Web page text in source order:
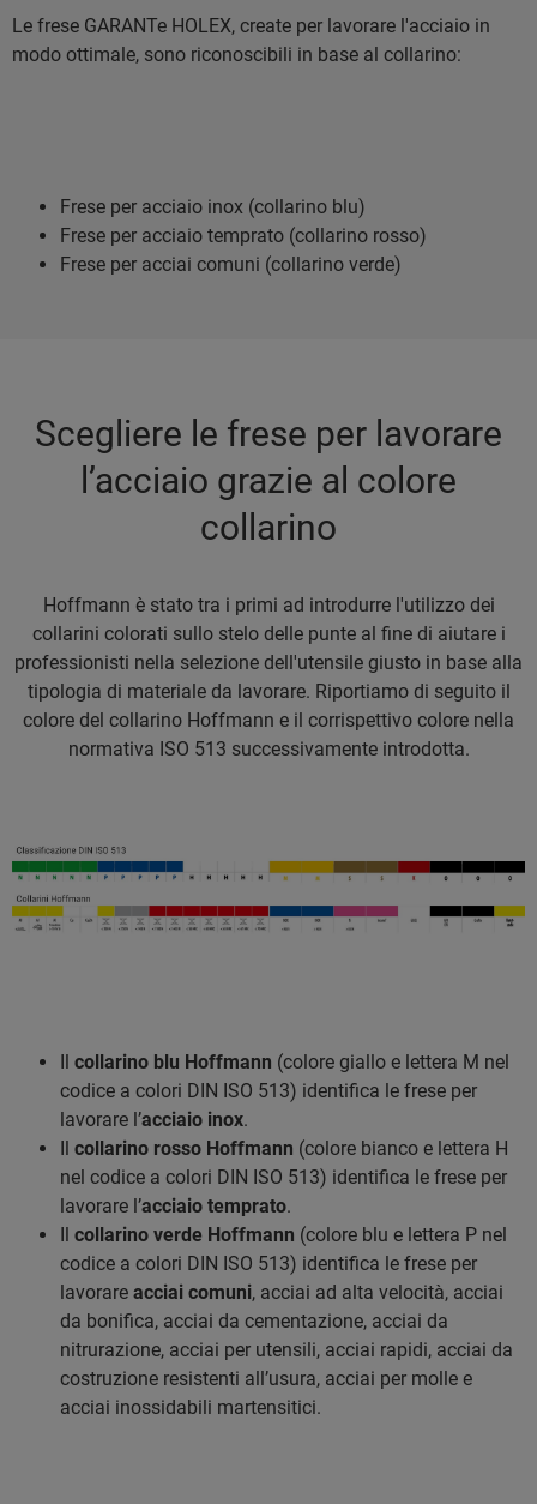
Le frese GARANTe HOLEX, create per lavorare l'acciaio in
modo ottimale, sono riconoscibili in base al collarino:
Frese per acciaio inox (collarino blu)
Frese per acciaio temprato (collarino rosso)
Frese per acciai comuni (collarino verde)
Scegliere le frese per lavorare
l’acciaio grazie al colore
collarino
Hoffmann è stato tra i primi ad introdurre l'utilizzo dei
collarini colorati sullo stelo delle punte al fine di aiutare i
professionisti nella selezione dell'utensile giusto in base alla
tipologia di materiale da lavorare. Riportiamo di seguito il
colore del collarino Hoffmann e il corrispettivo colore nella
normativa ISO 513 successivamente introdotta.
Il collarino blu Hoffmann (colore giallo e lettera M nel
codice a colori DIN ISO 513) identifica le frese per
lavorare l’acciaio inox.
Il collarino rosso Hoffmann (colore bianco e lettera H
nel codice a colori DIN ISO 513) identifica le frese per
lavorare l’acciaio temprato.
Il collarino verde Hoffmann (colore blu e lettera P nel
codice a colori DIN ISO 513) identifica le frese per
lavorare acciai comuni, acciai ad alta velocità, acciai
da bonifica, acciai da cementazione, acciai da
nitrurazione, acciai per utensili, acciai rapidi, acciai da
costruzione resistenti all’usura, acciai per molle e
acciai inossidabili martensitici.